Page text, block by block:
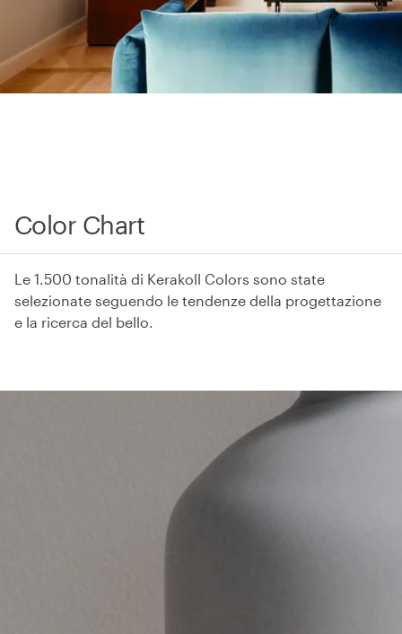
Color Chart
Le 1.500 tonalità di Kerakoll Colors sono state
selezionate seguendo le tendenze della progettazione
e la ricerca del bello.